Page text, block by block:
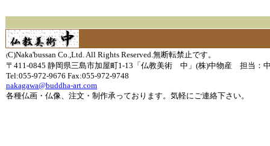
(C)Naka'bussan Co.,Ltd. All Rights Reserved.無断転禁止です。
〒411-0845 静岡県三島市加屋町1-13「仏教美術 中」(株)中物産 担当：
Tel:055-972-9676 Fax:055-972-9748
nakagawa@buddha-art.com
各種仏画・仏像、注文・制作承っております。気軽にご連絡下さい。